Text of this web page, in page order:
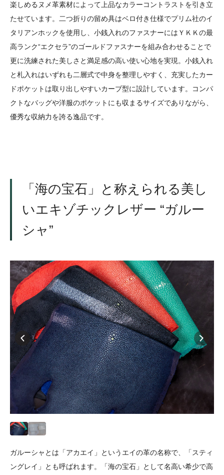
楽しめるヌメ革素材によって上品なカラーコントラストを引き立
たせています。二つ折りの留め具はベロ付き仕様でプリム社のイ
タリアンホックを使用し、小銭入れのファスナーにはＹＫＫの最
高ランク“エクセラ”のゴールドファスナーを組み合わせることで
更に洗練された美しさと満足感の高い使い心地を実現。小銭入れ
と札入れはいずれも二層式で中身を整理しやすく、充実したカー
ドポケットは取り出しやすいカーブ型に設計しています。コンパ
クトなバッグや洋服のポケットにも収まるサイズでありながら、
優秀な収納力を誇る逸品です。
「海の宝石」と称えられる美し
いエキゾチックレザー “ガルー
シャ”
ガルーシャとは「アカエイ」というエイの革の名称で、「スティ
ングレイ」とも呼ばれます。「海の宝石」として名高い希少で高